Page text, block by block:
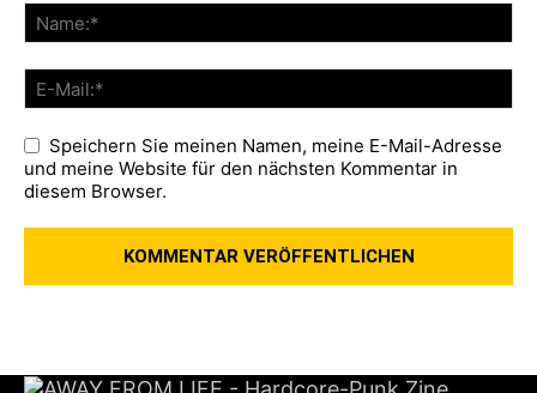
Speichern Sie meinen Namen, meine E-Mail-Adresse
und meine Website für den nächsten Kommentar in
diesem Browser.